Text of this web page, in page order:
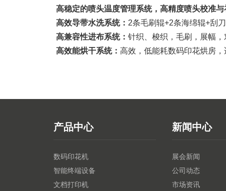
高稳定的喷头温度管理系统，高精度喷头校准与
高效导带水洗系统： 2条毛刷辊+2条海绵辊+刮刀
高兼容性进布系统： 针织、梭织，毛刷，展幅，
高效能烘干系统： 高效，低能耗数码印花烘房
产品中心
数码印花机
智能终端设备
文档打印机
新闻中心
展会新闻
公司动态
市场资讯